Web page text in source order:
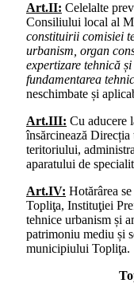
Art.II: Celelalte
Consiliului local al
constituirii comisiei
urbanism, organ
expertizare tehnică
fundamentarea
neschimbate și
Art.III: Cu aducere
însărcinează Direcția
teritoriului,
aparatului de
Art.IV: Hotărârea
Topliţa, Instituţiei
tehnice urbanism și
patrimoniu mediu și
municipiului Topliţa.